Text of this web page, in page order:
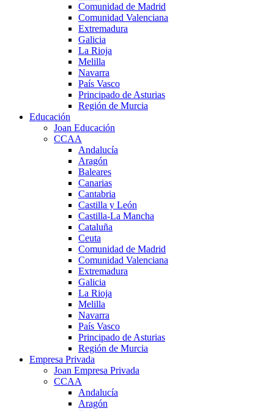
Comunidad de Madrid
Comunidad Valenciana
Extremadura
Galicia
La Rioja
Melilla
Navarra
País Vasco
Principado de Asturias
Región de Murcia
Educación
Joan Educación
CCAA
Andalucía
Aragón
Baleares
Canarias
Cantabria
Castilla y León
Castilla-La Mancha
Cataluña
Ceuta
Comunidad de Madrid
Comunidad Valenciana
Extremadura
Galicia
La Rioja
Melilla
Navarra
País Vasco
Principado de Asturias
Región de Murcia
Empresa Privada
Joan Empresa Privada
CCAA
Andalucía
Aragón